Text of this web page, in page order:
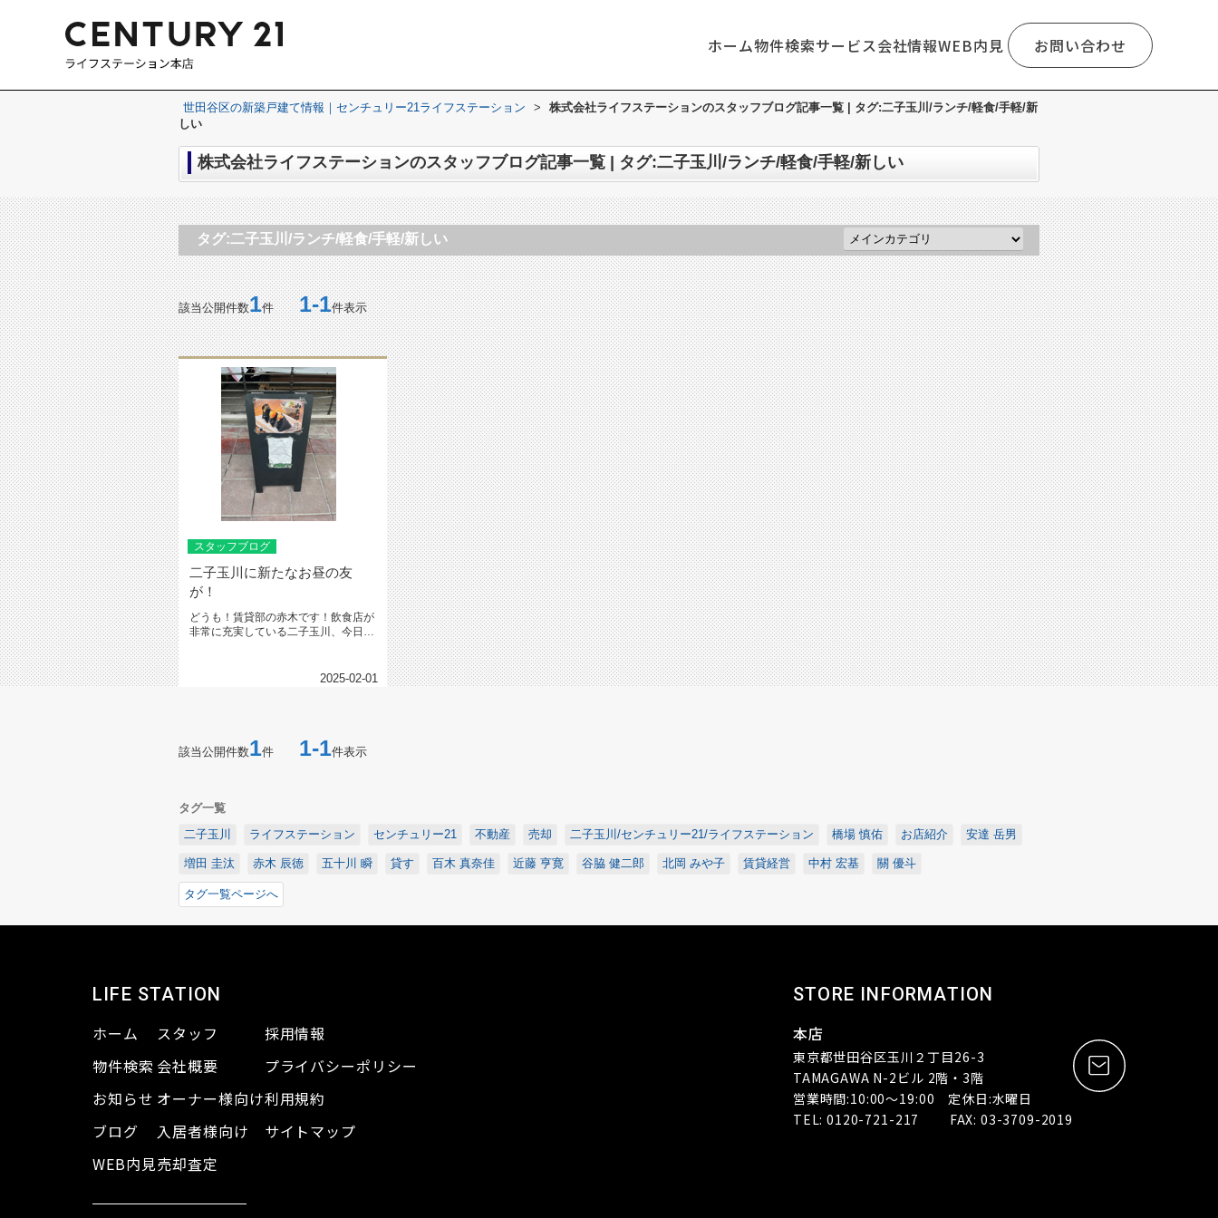
ホーム物件検索サービス会社情報WEB内見 お問い合わせ
世田谷区の新築戸建て情報｜センチュリー21ライフステーション >
株式会社ライフステーションのスタッフブログ記事一覧 | タグ:二子玉川/ランチ/軽食/手軽/新
しい
株式会社ライフステーションのスタッフブログ記事一覧 | タグ:二子玉川/ランチ/軽食/手軽/新しい
タグ:二子玉川/ランチ/軽食/手軽/新しい
該当公開件数1件1-1件表示
スタッフブログ
二子玉川に新たなお昼の友
が！
どうも！賃貸部の赤木です！飲食店が
非常に充実している二子玉川、今日の
2025-02-01
該当公開件数1件 1-1件表示
タグ一覧
二子玉川
ライフステーション センチュリー21 不動産 売却 二子玉川/センチュリー21/ライフステーション 橋場 慎佑 お店紹介 安達 岳男
増田 圭汰 赤木 辰徳 五十川 瞬 貸す 百木 真奈佳 近藤 亨寛 谷脇 健二郎 北岡 みや子 賃貸経営 中村 宏基 關 優斗
タグ一覧ページへ
LIFE STATION
ホーム
物件検索
お知らせ
ブログ
WEB内見
スタッフ
会社概要
オーナー様向け
入居者様向け
売却査定
採用情報
プライバシーポリシー
利用規約
サイトマップ
STORE INFORMATION
本店
東京都世田谷区玉川２丁目26-3
TAMAGAWA N-2ビル 2階・3階
営業時間:10:00～19:00 定休日:水曜日
TEL: 0120-721-217 FAX: 03-3709-2019